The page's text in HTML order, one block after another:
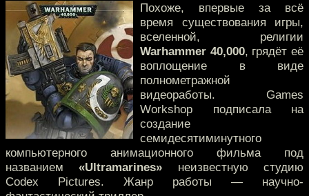
Похоже, впервые за всё
время существования игры,
вселенной, религии
Warhammer 40,000, грядёт её
воплощение в виде
полнометражной
видеоработы. Games
Workshop подписала на
создание
семидесятиминутного
компьютерного анимационного фильма под
названием«Ultramarines» неизвестную студию
Codex Pictures. Жанр работы — научно-